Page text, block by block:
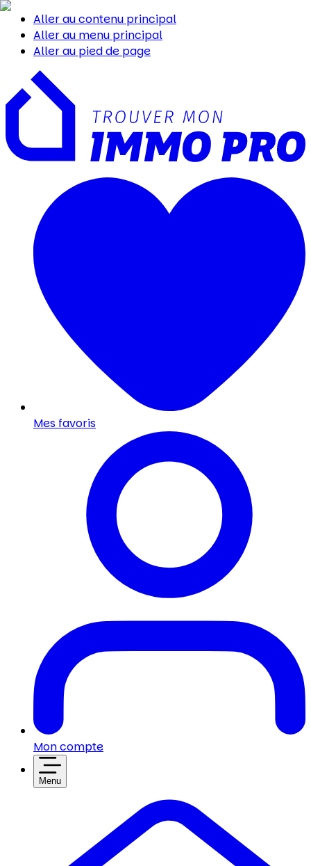
Aller au contenu principal
Aller au menu principal
Aller au pied de page
Mes favoris
Mon compte
Menu